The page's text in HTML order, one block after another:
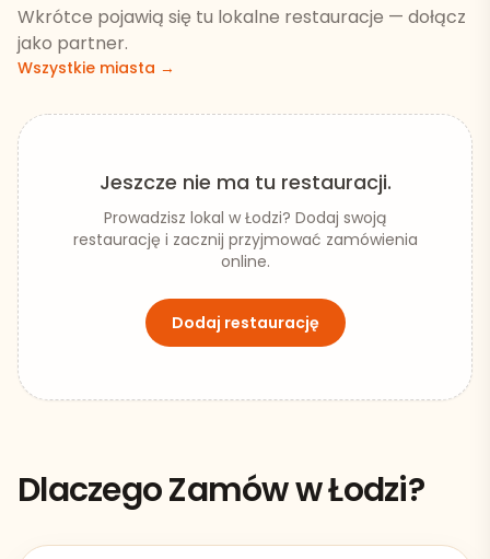
Wkrótce pojawią się tu lokalne restauracje — dołącz
jako partner.
Wszystkie miasta →
Jeszcze nie ma tu restauracji.
Prowadzisz lokal w Łodzi? Dodaj swoją
restaurację i zacznij przyjmować zamówienia
online.
Dodaj restaurację
Dlaczego Zamów wŁodzi?